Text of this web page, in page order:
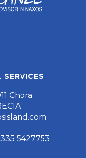
Chora
5427753